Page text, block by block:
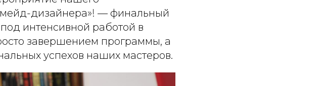
дизайнера»! — финальный
интенсивной работой в
завершением программы, а
успехов наших мастеров.